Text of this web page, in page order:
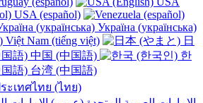
USA (español)
Україна (українська)
Việt Nam (tiếng việt)
日
中国 (中国語)
한
台湾 (中国語)
ะเทศไทย (ไทย)